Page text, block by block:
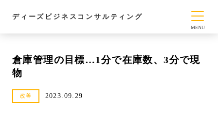
ディーズビジネスコンサルティング
倉庫管理の目標…1分で在庫数、3分で現
物
改善 2023.09.29